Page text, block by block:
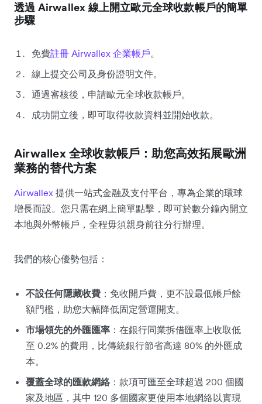
透過 Airwallex 線上開立歐元全球收款帳戶的簡單
步驟
免費註冊 Airwallex 企業帳戶。
線上提交公司及身份證明文件。
通過審核後，申請歐元全球收款帳戶。
成功開立後，即可取得收款資料並開始收款。
Airwallex 全球收款帳戶：助您高效拓展歐洲
業務的替代方案
Airwallex 提供一站式金融及支付平台，專為企業的環球
增長而設。您只需在網上簡單點擊，即可於數分鐘內開立
本地與外幣帳戶，全程毋須親身前往分行辦理。
我們的核心優勢包括：
不設任何隱藏收費 ：免收開戶費，更不設最低帳戶餘
額門檻，助您大幅降低固定營運開支。
市場領先的外匯匯率 ：在銀行同業拆借匯率上收取低
至 0.2% 的費用，比傳統銀行節省高達 80% 的外匯成
本。
覆蓋全球的匯款網絡 ：款項可匯至全球超過 200 個國
家及地區，其中 120 多個國家更使用本地網絡以實現